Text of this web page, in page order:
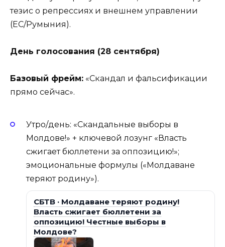
тезис о репрессиях и внешнем управлении
(ЕС/Румыния).
День голосования (28 сентября)
Базовый фрейм: «Скандал и фальсификации
прямо сейчас».
Утро/день: «Скандальные выборы в
Молдове!» + ключевой лозунг «Власть
сжигает бюллетени за оппозицию!»;
эмоциональные формулы («Молдаване
теряют родину»).
СБТВ · Молдаване теряют родину!
Власть сжигает бюллетени за
оппозицию! Честные выборы в
Молдове?